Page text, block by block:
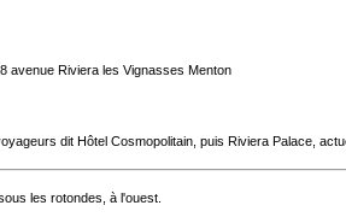
avenue Riviera les Vignasses Menton
dit Hôtel Cosmopolitain, puis Riviera Palace,
les rotondes, à l'ouest.